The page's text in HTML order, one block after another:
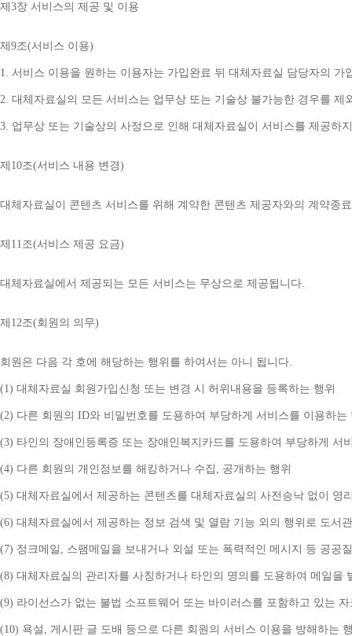
제 3장 서비스의 제공 및 이용
제 9조(서비스 이용)
1. 서비스 이용을 원하는 이용자는 가입완료 뒤 대체자료실 담당자의
2. 대체자료실의 모든 서비스는 업무상 또는 기술상 불가능한 경우를 제
3. 업무상 또는 기술상의 사정으로 인해 대체자료실이 서비스를 제공하
제 10조(서비스 내용 변경)
대체자료실이 콘텐츠 서비스를 위해 계약한 콘텐츠 제공자와의 계약종
제 11조(서비스 제공 요금)
대체자료실에서 제공되는 모든 서비스는 무상으로 제공됩니다.
제 12조(회원의 의무)
회원은 다음 각 호에 해당하는 행위를 하여서는 아니 됩니다.
(1) 대체자료실 회원가입신청 또는 변경 시 허위내용을 등록하는 행위
(2) 다른 회원의 ID와 비밀번호를 도용하여 부당하게 서비스를 이용하는
(3) 타인의 장애인등록증 또는 장애인복지카드를 도용하여 부당하게 서
(4) 다른 회원의 개인정보를 해킹하거나 수집 , 공개하는 행위
(5) 대체자료실에서 제공하는 콘텐츠를 대체자료실의 사전승낙 없이 영
(6) 대체자료실에서 제공하는 정보 검색 및 열람 기능 외의 행위로 도서
(7) 정크메일 , 스팸메일을 보내거나 외설 또는 폭력적인 메시지 등 공공
(8) 대체자료실의 관리자를 사칭하거나 타인의 명의를 도용하여 메일을
(9) 라이선스가 없는 불법 소프트웨어 또는 바이러스를 포함하고 있는
(10) 욕설 , 게시판 글 도배 등으로 다른 회원의 서비스 이용을 방해하는